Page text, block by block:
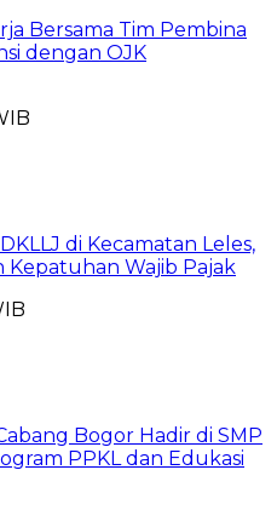
Bersama Tim Pembina
dengan OJK
di Kecamatan Leles,
Wajib Pajak
Bogor Hadir di SMP
PPKL dan Edukasi